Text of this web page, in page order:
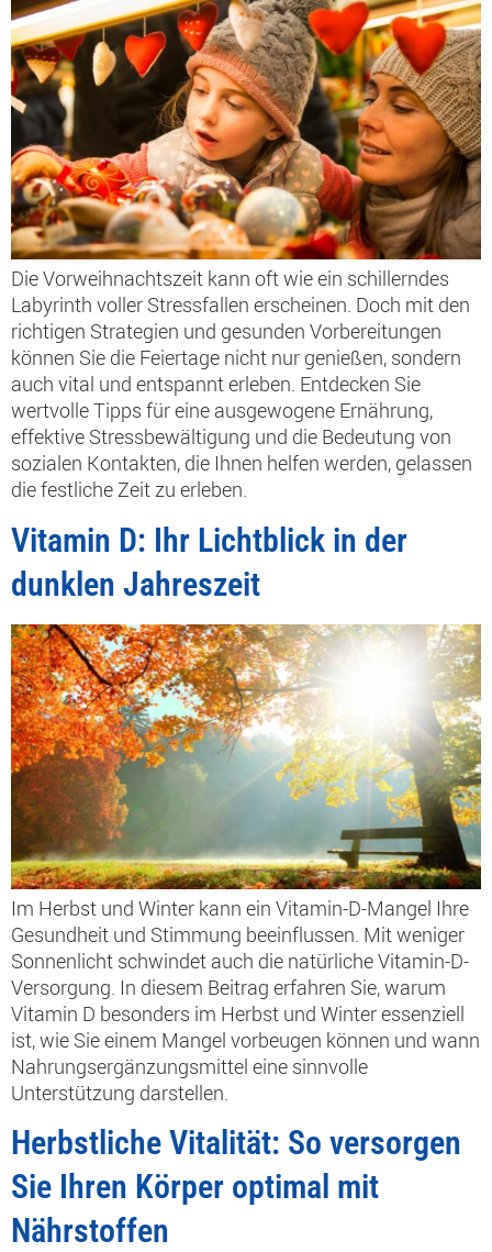
Die Vorweihnachtszeit kann oft wie ein schillerndes
Labyrinth voller Stressfallen erscheinen. Doch mit den
richtigen Strategien und gesunden Vorbereitungen
können Sie die Feiertage nicht nur genießen, sondern
auch vital und entspannt erleben. Entdecken Sie
wertvolle Tipps für eine ausgewogene Ernährung,
effektive Stressbewältigung und die Bedeutung von
sozialen Kontakten, die Ihnen helfen werden, gelassen
die festliche Zeit zu erleben.
Vitamin D: Ihr Lichtblick in der
dunklen Jahreszeit
Im Herbst und Winter kann ein Vitamin-D-Mangel Ihre
Gesundheit und Stimmung beeinflussen. Mit weniger
Sonnenlicht schwindet auch die natürliche Vitamin-D-
Versorgung. In diesem Beitrag erfahren Sie, warum
Vitamin D besonders im Herbst und Winter essenziell
ist, wie Sie einem Mangel vorbeugen können und wann
Nahrungsergänzungsmittel eine sinnvolle
Unterstützung darstellen.
Herbstliche Vitalität: So versorgen
Sie Ihren Körper optimal mit
Nährstoffen